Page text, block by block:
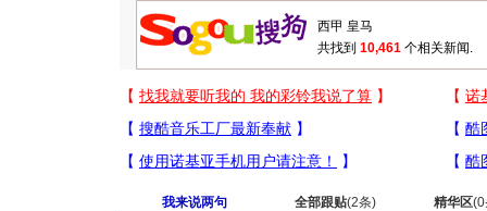
共找到 10,461 个相关新闻.
我来说两句 全部跟贴(2条) 精华区(0